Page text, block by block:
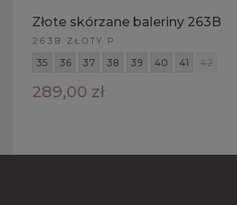
Złote skórzane baleriny 263B
263B ZŁOTY P
35 36 37 38 39 40 41 42
289,00 zł